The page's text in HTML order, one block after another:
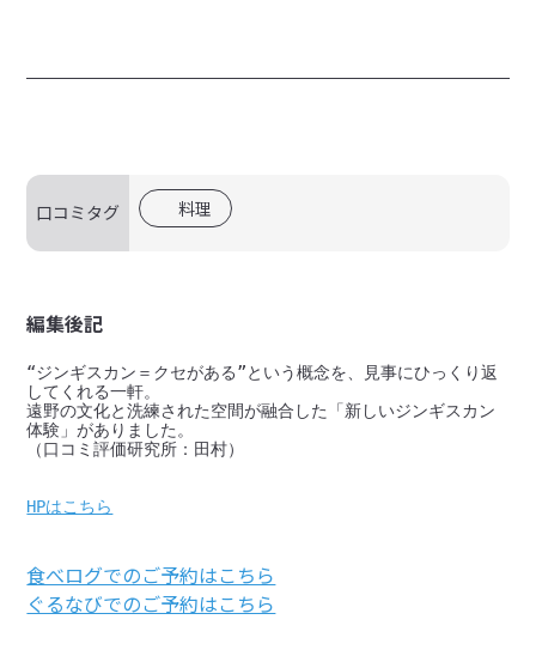
口コミタグ 料理
編集後記
“ジンギスカン＝クセがある”という概念を、見事にひっくり返
してくれる一軒。
遠野の文化と洗練された空間が融合した「新しいジンギスカン
体験」がありました。
（口コミ評価研究所：田村）
HPはこちら
食べログでのご予約はこちら
ぐるなびでのご予約はこちら